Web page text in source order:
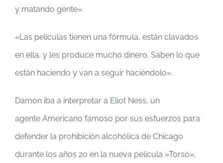
y matando gente».
«Las películas tienen una fórmula, están clavados
en ella, y les produce mucho dinero. Saben lo que
están haciendo y van a seguir haciéndolo».
Damon iba a interpretar a Eliot Ness, un
agente Americano famoso por sus esfuerzos para
defender la prohibición alcohólica de Chicago
durante los años 20 en la nueva película »Torso»,